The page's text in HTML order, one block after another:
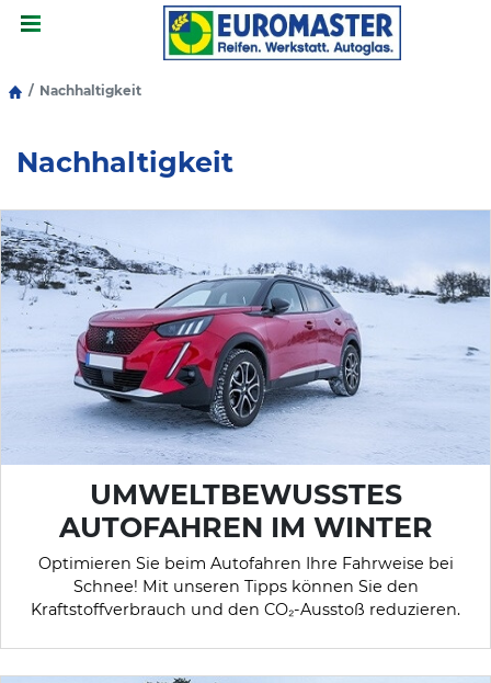
Nachhaltigkeit
Nachhaltigkeit
UMWELTBEWUSSTES
AUTOFAHREN IM WINTER
Optimieren Sie beim Autofahren Ihre Fahrweise bei
Schnee! Mit unseren Tipps können Sie den
Kraftstoffverbrauch und den CO₂-Ausstoß reduzieren.